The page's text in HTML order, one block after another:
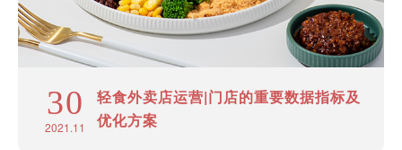
30
2021.11
轻食外卖店运营|门店的重要数据指标及
优化方案